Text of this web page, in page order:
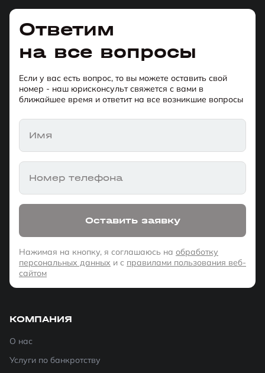
Ответим
на все вопросы
Если у вас есть вопрос, то вы можете оставить свой
номер - наш юрисконсульт свяжется с вами в
ближайшее время и ответит на все возникшие вопросы
Имя
Номер телефона
Оставить заявку
Нажимая на кнопку, я соглашаюсь на обработку
персональных данных и с правилами пользования веб-
сайтом
КОМПАНИЯ
О нас
Услуги по банкротству